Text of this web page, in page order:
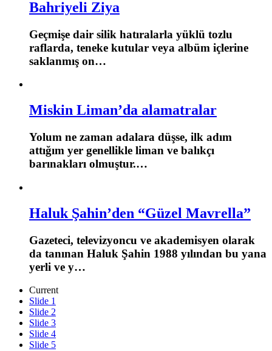
Bahriyeli Ziya
Geçmişe dair silik hatıralarla yüklü tozlu
raflarda, teneke kutular veya albüm içlerine
saklanmış on…
Miskin Liman’da alamatralar
Yolum ne zaman adalara düşse, ilk adım
attığım yer genellikle liman ve balıkçı
barınakları olmuştur.…
Haluk Şahin’den “Güzel Mavrella”
Gazeteci, televizyoncu ve akademisyen olarak
da tanınan Haluk Şahin 1988 yılından bu yana
yerli ve y…
Current
Slide 1
Slide 2
Slide 3
Slide 4
Slide 5